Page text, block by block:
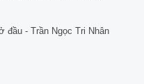
đầu - Trần Ngọc Tri Nhân